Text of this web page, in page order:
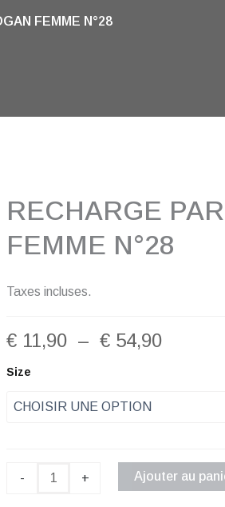
FEMME N°28
RECHARGE
FEMME N°28
Taxes incluses.
€ 11,90 – € 54,90Plage
à
€ 54,90
Size
-
quantité
Recharge
Parfum
+ Ajouter au